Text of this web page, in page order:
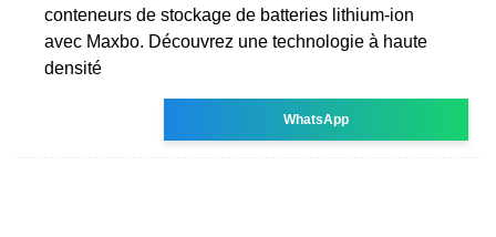
conteneurs de stockage de batteries lithium-ion
avec Maxbo. Découvrez une technologie à haute
densité
WhatsApp